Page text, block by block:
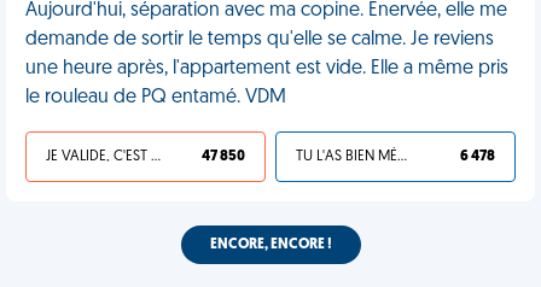
Aujourd'hui, séparation avec ma copine. Enervée, elle me
demande de sortir le temps qu'elle se calme. Je reviens
une heure après, l'appartement est vide. Elle a même pris
le rouleau de PQ entamé. VDM
JE VALIDE, C'EST UNE VDM 47 850 TU L'AS BIEN MÉRITÉ 6 478
ENCORE, ENCORE !